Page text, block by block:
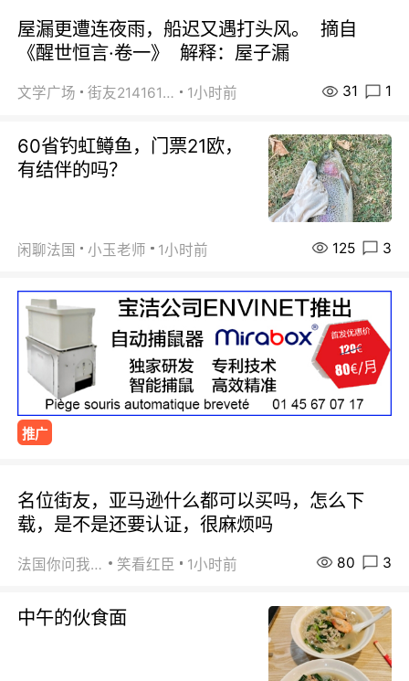
屋漏更遭连夜雨，船迟又遇打头风。 摘自
《醒世恒言·卷一》 解释：屋子漏
文学广场 街友21416156 1小时前 31 1
60省钓虹鳟鱼，门票21欧，
有结伴的吗？
闲聊法国 小玉老师 1小时前 125 3
推广
名位街友，亚马逊什么都可以买吗，怎么下
载，是不是还要认证，很麻烦吗
法国你问我答 笑看红臣 1小时前 80 3
中午的伙食面